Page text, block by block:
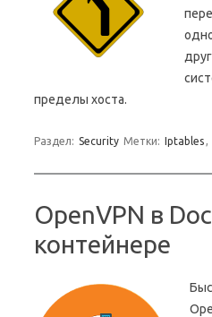
пределы хоста.
Раздел: Security Метки: Iptables,
OpenVPN в
контейнере